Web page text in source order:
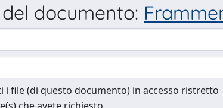
documento:
i file (di questo documento) in accesso ristretto